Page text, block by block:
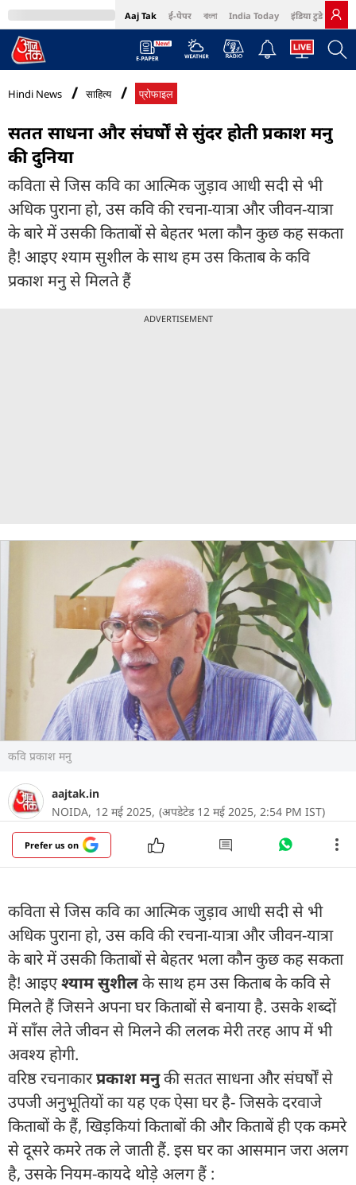
Aaj Tak ई-पेपर বাংলা India Today इंडिया टुडे हिंदी
MumbaiTak Cosmopolitan Harper's Bazaar Northeast
Hindi News साहित्य प्रोफाइल
सतत साधना और संघर्षों से सुंदर होती प्रकाश मनु
की दुनिया
कविता से जिस कवि का आत्मिक जुड़ाव आधी सदी से भी
अधिक पुराना हो, उस कवि की रचना-यात्रा और जीवन-यात्रा
के बारे में उसकी किताबों से बेहतर भला कौन कुछ कह सकता
है! आइए श्याम सुशील के साथ हम उस किताब के कवि
प्रकाश मनु से मिलते हैं
ADVERTISEMENT
कवि प्रकाश मनु
aajtak.in
NOIDA, 12 मई 2025, (अपडेटेड 12 मई 2025, 2:54 PM IST)
Prefer us on
कविता से जिस कवि का आत्मिक जुड़ाव आधी सदी से भी
अधिक पुराना हो, उस कवि की रचना-यात्रा और जीवन-यात्रा
के बारे में उसकी किताबों से बेहतर भला कौन कुछ कह सकता
है! आइएश्याम सुशीलके साथ हम उस किताब के कवि से
मिलते हैं जिसने अपना घर किताबों से बनाया है. उसके शब्दों
में साँस लेते जीवन से मिलने की ललक मेरी तरह आप में भी
अवश्य होगी.
वरिष्ठ रचनाकारप्रकाश मनुकी सतत साधना और संघर्षों से
उपजी अनुभूतियों का यह एक ऐसा घर है- जिसके दरवाजे
किताबों के हैं, खिड़कियां किताबों की और किताबें ही एक कमरे
से दूसरे कमरे तक ले जाती हैं. इस घर का आसमान जरा अलग
है, उसके नियम-कायदे थोड़े अलग हैं :